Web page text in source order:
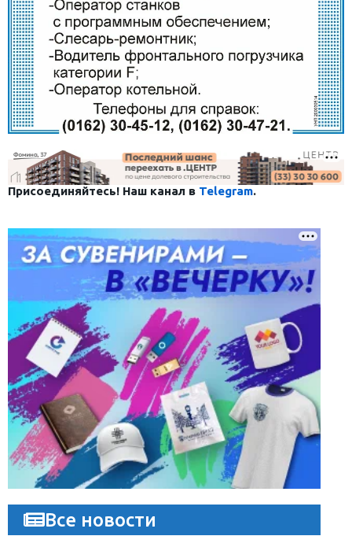
Присоединяйтесь! Наш канал в Telegram.
Все новости